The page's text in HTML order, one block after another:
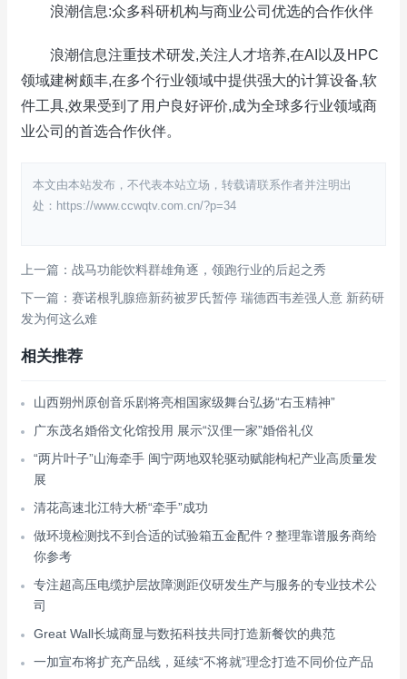
浪潮信息:众多科研机构与商业公司优选的合作伙伴
浪潮信息注重技术研发,关注人才培养,在AI以及HPC
领域建树颇丰,在多个行业领域中提供强大的计算设备,软
件工具,效果受到了用户良好评价,成为全球多行业领域商
业公司的首选合作伙伴。
本文由本站发布，不代表本站立场，转载请联系作者并注明出
处：https://www.ccwqtv.com.cn/?p=34
上一篇：战马功能饮料群雄角逐，领跑行业的后起之秀
下一篇：赛诺根乳腺癌新药被罗氏暂停 瑞德西韦差强人意 新药研
发为何这么难
相关推荐
山西朔州原创音乐剧将亮相国家级舞台弘扬“右玉精神”
广东茂名婚俗文化馆投用 展示“汉俚一家”婚俗礼仪
“两片叶子”山海牵手 闽宁两地双轮驱动赋能枸杞产业高质量发
展
清花高速北江特大桥“牵手”成功
做环境检测找不到合适的试验箱五金配件？整理靠谱服务商给
你参考
专注超高压电缆护层故障测距仪研发生产与服务的专业技术公
司
Great Wall长城商显与数拓科技共同打造新餐饮的典范
一加宣布将扩充产品线，延续“不将就”理念打造不同价位产品